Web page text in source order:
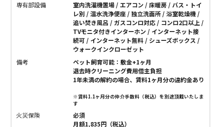
専有部設備
室内洗濯機置場 / エアコン / 床暖房 / バス・トイ
レ別 / 温水洗浄便座 / 独立洗面所 / 浴室乾燥機 /
追い焚き風呂 / ガスコンロ対応 / コンロ2口以上 /
TVモニタ付きインターホン / インターネット接
続可 / インターネット無料 / シューズボックス /
ウォークインクローゼット
備考
ペット飼育可能：敷金+1ヶ月
退去時クリーニング費用借主負担
1年未満の解約の場合、賃料1ヶ月分の違約金あり
※賃料1.1ヶ月分の仲介手数料（税込）を別途頂戴いたしま
す
火災保険
必須
月額1,835円（税込）